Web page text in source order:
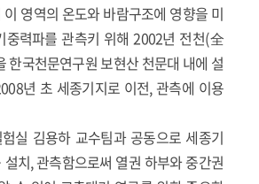
영역의 온도와 바람구조에 영향을 미
중력파를 관측키 위해 2002년 전천(全
한국천문연구원 보현산 천문대 내에 설
년 초 세종기지로 이전, 관측에 이용
실 김용하 교수팀과 공동으로 세종기
치, 관측함으로써 열권 하부와 중간권